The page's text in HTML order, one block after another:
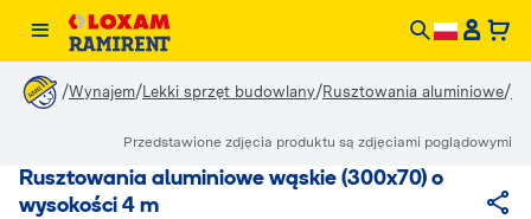
/Wynajem/Lekki sprzęt budowlany/Rusztowania aluminiowe/
Rusztowania aluminiowe wąskie (300x70) o
wysokości 4 m
Przedstawione zdjęcia produktu są zdjęciami poglądowymi